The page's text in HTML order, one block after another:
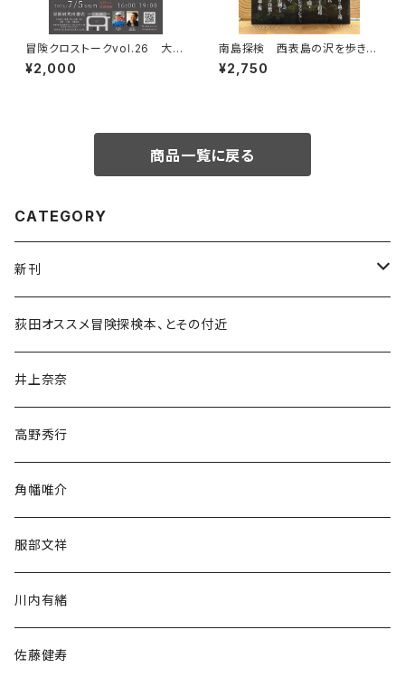
冒険クロストークvol.26 大石
明弘「山に登るのは 宿命か、情
熱か、それとも…」録画視聴権
¥2,000
南島探検 西表島の沢を歩きつ
くす
¥2,750
商品一覧に戻る
CATEGORY
新刊
和書
文学・小説・物語
随筆・ノンフィクション・その他
荻田オススメ冒険探検本、とその付近
井上奈奈
高野秀行
角幡唯介
服部文祥
川内有緒
佐藤健寿